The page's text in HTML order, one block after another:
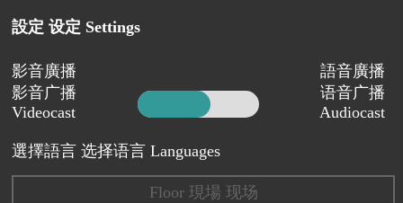
設定 设定 Settings
影音廣播
影音广播
Videocast
語音廣播
语音广播
Audiocast
選擇語言 选择语言 Languages
Floor 現場 现场